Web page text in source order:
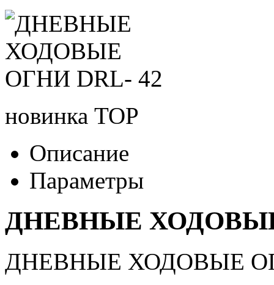
новинка TOP
Описание
Параметры
ДНЕВНЫЕ
ДНЕВНЫЕ ХОДОВЫЕ